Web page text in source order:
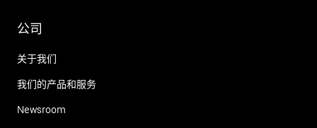
公司
关于我们
我们的产品和服务
Newsroom